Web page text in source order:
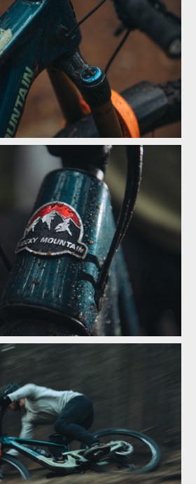
Mountain Altitude - návrat odpružení
Mountain Altitude - návrat odpružení
Mountain Altitude - návrat odpružení
Mountain Altitude - návrat odpružení
Mountain Altitude - návrat odpružení
Mountain Altitude - návrat odpružení
Mountain Altitude - návrat odpružení